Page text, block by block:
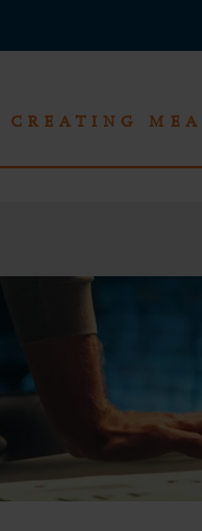
CREATING